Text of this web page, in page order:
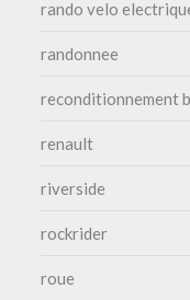
rando velo
randonnee
reconditionnement
renault
riverside
rockrider
roue